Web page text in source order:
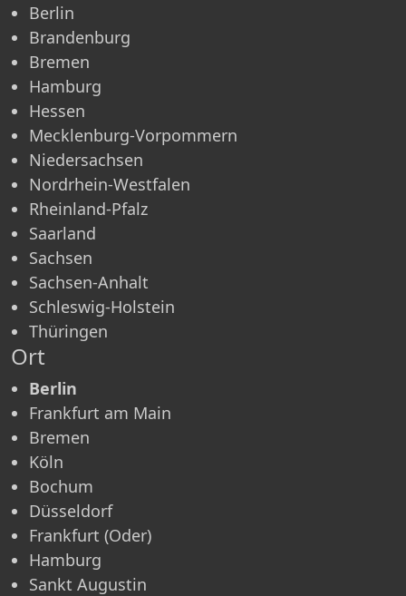
Berlin
Brandenburg
Bremen
Hamburg
Hessen
Mecklenburg-Vorpommern
Niedersachsen
Nordrhein-Westfalen
Rheinland-Pfalz
Saarland
Sachsen
Sachsen-Anhalt
Schleswig-Holstein
Thüringen
Ort
Berlin
Frankfurt am Main
Bremen
Köln
Bochum
Düsseldorf
Frankfurt (Oder)
Hamburg
Sankt Augustin